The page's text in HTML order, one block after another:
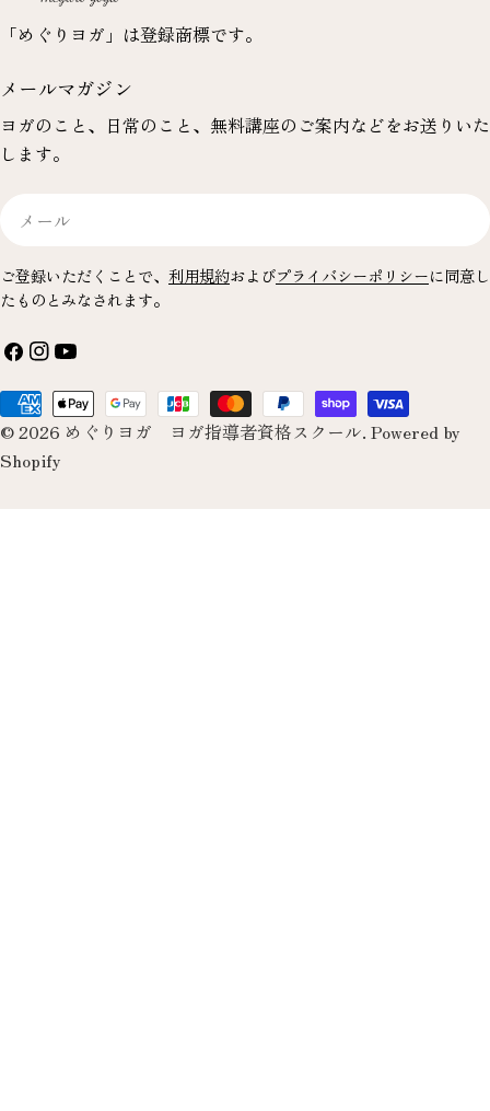
メールマガジン
ヨガのこと、日常のこと、無料講座のご案内などをお送りいた
します。
ル
ご登録いただくことで、 利用規約およびプライバシーポリシーに同意し
たものとみなされます。
「めぐりヨガ」は登録商標です。
フ
イ
ス
ブ
イ
ス
タ
グ
YouTube
© 2026 めぐりヨガ ヨガ指導者資格スクール. Powered by
Shopify
支
払